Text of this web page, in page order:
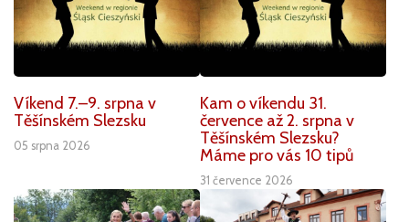
Víkend 7.–9. srpna v
Těšínském Slezsku
05 srpna 2026
Kam o víkendu 31.
července až 2. srpna v
Těšínském Slezsku?
Máme pro vás 10 tipů
31 července 2026